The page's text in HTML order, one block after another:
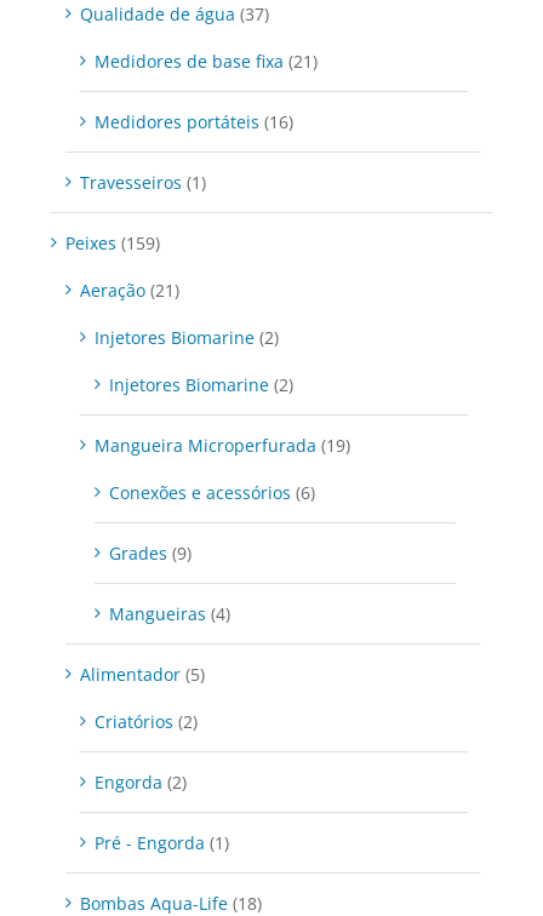
Qualidade de água (37)
Medidores de base fixa (21)
Medidores portáteis (16)
Travesseiros (1)
Peixes (159)
Aeração (21)
Injetores Biomarine (2)
Injetores Biomarine (2)
Mangueira Microperfurada (19)
Conexões e acessórios (6)
Grades (9)
Mangueiras (4)
Alimentador (5)
Criatórios (2)
Engorda (2)
Pré - Engorda (1)
Bombas Aqua-Life (18)